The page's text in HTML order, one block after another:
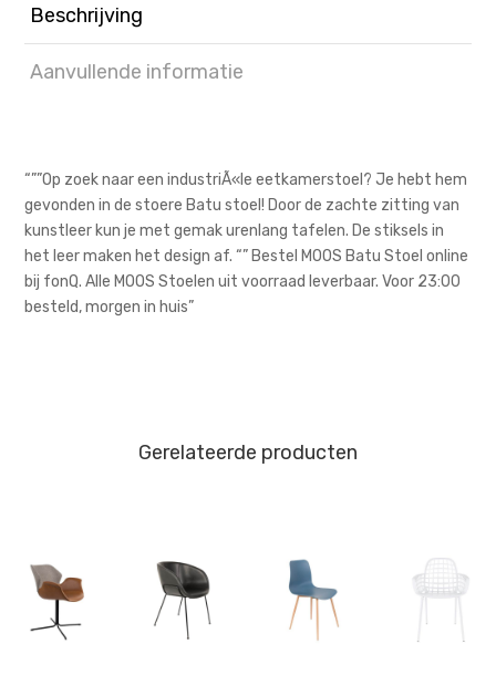
Beschrijving
Aanvullende informatie
“””Op zoek naar een industriÃ«le eetkamerstoel? Je hebt hem
gevonden in de stoere Batu stoel! Door de zachte zitting van
kunstleer kun je met gemak urenlang tafelen. De stiksels in
het leer maken het design af. “” Bestel MOOS Batu Stoel online
bij fonQ. Alle MOOS Stoelen uit voorraad leverbaar. Voor 23:00
besteld, morgen in huis”
Gerelateerde producten